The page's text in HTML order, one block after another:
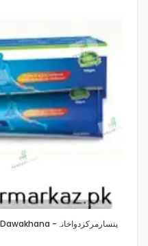
Pansar Markaz Dawakhana -پنسارمرکزدواخانہ